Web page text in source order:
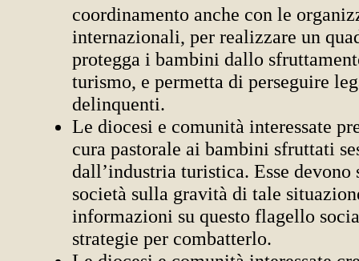
coordinamento anche con le
internazionali, per realizzare un
protegga i bambini dallo
turismo, e permetta di perseguire
delinquenti.
Le diocesi e comunità interessate
cura pastorale ai bambini sfruttati
dall’industria turistica. Esse
società sulla gravità di tale
informazioni su questo flagello
strategie per combatterlo.